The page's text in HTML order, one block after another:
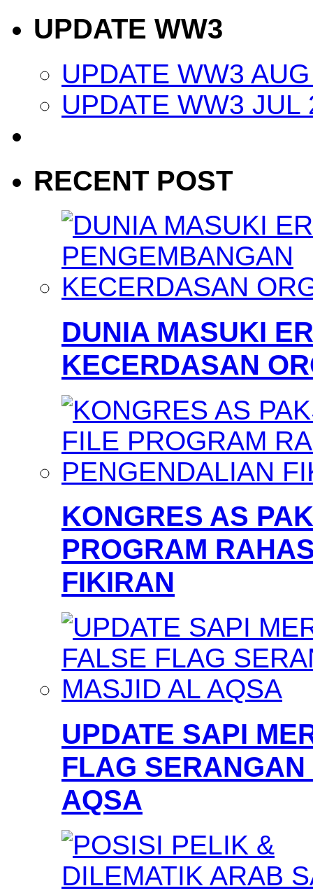
UPDATE WW3
UPDATE WW3
UPDATE WW3 JUL
RECENT POST
DUNIA MASUKI
KECERDASAN
KONGRES AS
PROGRAM
FIKIRAN
UPDATE SAPI
FLAG
AQSA